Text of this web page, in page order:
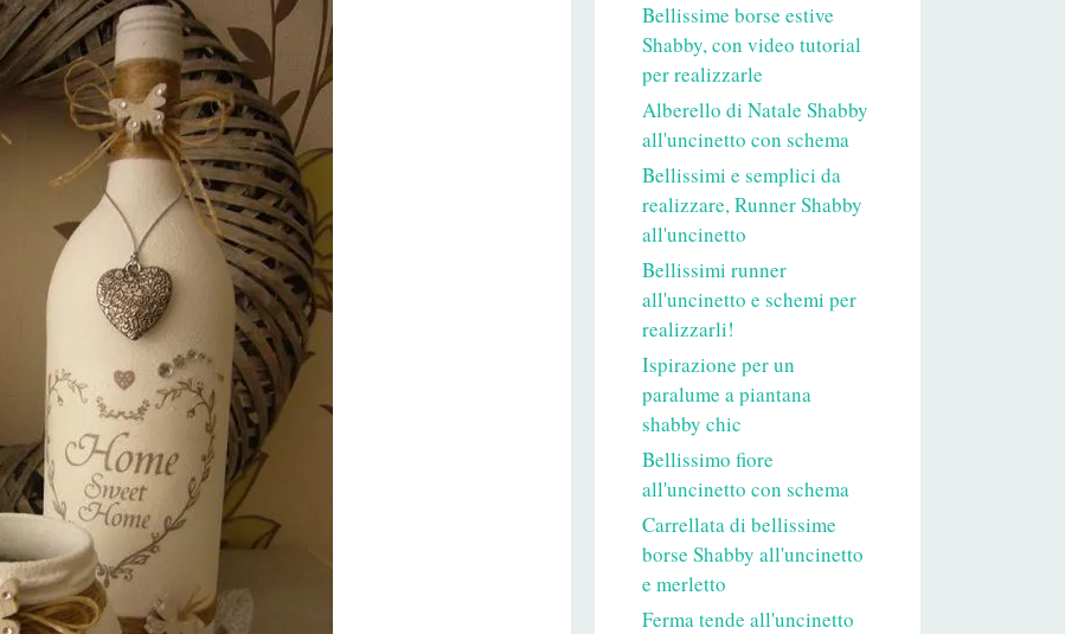
Bellissime borse estive
Shabby, con video tutorial
per realizzarle
Alberello di Natale Shabby
all'uncinetto con schema
Bellissimi e semplici da
realizzare, Runner Shabby
all'uncinetto
Bellissimi runner
all'uncinetto e schemi per
realizzarli!
Ispirazione per un
paralume a piantana
shabby chic
Bellissimo fiore
all'uncinetto con schema
Carrellata di bellissime
borse Shabby all'uncinetto
e merletto
Ferma tende all'uncinetto